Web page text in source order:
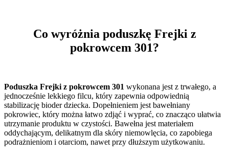
Co wyróżnia poduszkę Frejki z
pokrowcem 301?
Poduszka Frejki z pokrowcem 301 wykonana jest z trwałego, a
jednocześnie lekkiego filcu, który zapewnia odpowiednią
stabilizację bioder dziecka. Dopełnieniem jest bawełniany
pokrowiec, który można łatwo zdjąć i wyprać, co znacząco ułatwia
utrzymanie produktu w czystości. Bawełna jest materiałem
oddychającym, delikatnym dla skóry niemowlęcia, co zapobiega
podrażnieniom i otarciom, nawet przy dłuższym użytkowaniu.